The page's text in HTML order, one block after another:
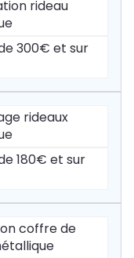
rideau
300€ et sur
rideaux
180€ et sur
coffre de